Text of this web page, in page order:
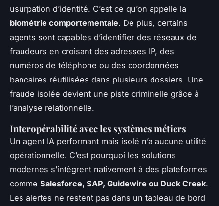
usurpation d’identité. C’est ce qu’on appelle la
biométrie comportementale. De plus, certains
agents sont capables d’identifier des réseaux de
fraudeurs en croisant des adresses IP, des
numéros de téléphone ou des coordonnées
bancaires réutilisées dans plusieurs dossiers. Une
fraude isolée devient une piste criminelle grâce à
l’analyse relationnelle.
Interopérabilité avec les systèmes métiers
Un agent IA performant mais isolé n’a aucune utilité
opérationnelle. C’est pourquoi les solutions
modernes s’intègrent nativement à des plateformes
comme Salesforce, SAP, Guidewire ou Duck Creek.
Les alertes ne restent pas dans un tableau de bord